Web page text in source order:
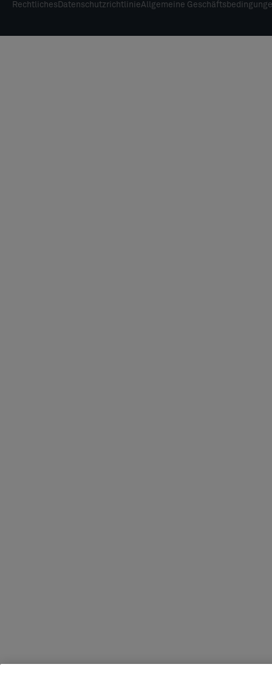
Rechtliches DatenschutzrichtlinieAllgemeine